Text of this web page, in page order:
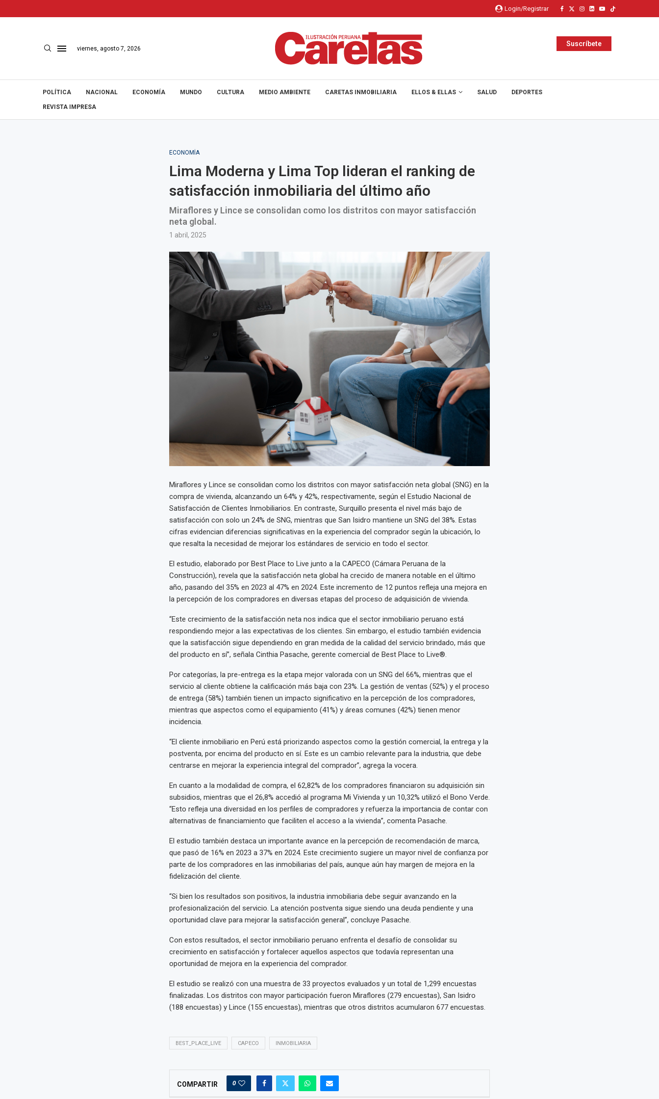
Login/Registrar
viernes, agosto 7, 2026
Suscríbete
POLÍTICA NACIONAL ECONOMÍA MUNDO CULTURA MEDIO AMBIENTE CARETAS INMOBILIARIA ELLOS & ELLAS SALUD DEPORTES
REVISTA IMPRESA
ECONOMÍA
Lima Moderna y Lima Top lideran el ranking de
satisfacción inmobiliaria del último año
Miraflores y Lince se consolidan como los distritos con mayor satisfacción
neta global.
1 abril, 2025
Miraflores y Lince se consolidan como los distritos con mayor satisfacción neta global (SNG) en la
compra de vivienda, alcanzando un 64% y 42%, respectivamente, según el Estudio Nacional de
Satisfacción de Clientes Inmobiliarios. En contraste, Surquillo presenta el nivel más bajo de
satisfacción con solo un 24% de SNG, mientras que San Isidro mantiene un SNG del 38%. Estas
cifras evidencian diferencias significativas en la experiencia del comprador según la ubicación, lo
que resalta la necesidad de mejorar los estándares de servicio en todo el sector.
El estudio, elaborado por Best Place to Live junto a la CAPECO (Cámara Peruana de la
Construcción), revela que la satisfacción neta global ha crecido de manera notable en el último
año, pasando del 35% en 2023 al 47% en 2024. Este incremento de 12 puntos refleja una mejora en
la percepción de los compradores en diversas etapas del proceso de adquisición de vivienda.
“Este crecimiento de la satisfacción neta nos indica que el sector inmobiliario peruano está
respondiendo mejor a las expectativas de los clientes. Sin embargo, el estudio también evidencia
que la satisfacción sigue dependiendo en gran medida de la calidad del servicio brindado, más que
del producto en sí”, señala Cinthia Pasache, gerente comercial de Best Place to Live®.
Por categorías, la pre-entrega es la etapa mejor valorada con un SNG del 66%, mientras que el
servicio al cliente obtiene la calificación más baja con 23%. La gestión de ventas (52%) y el proceso
de entrega (58%) también tienen un impacto significativo en la percepción de los compradores,
mientras que aspectos como el equipamiento (41%) y áreas comunes (42%) tienen menor
incidencia.
“El cliente inmobiliario en Perú está priorizando aspectos como la gestión comercial, la entrega y la
postventa, por encima del producto en sí. Este es un cambio relevante para la industria, que debe
centrarse en mejorar la experiencia integral del comprador”, agrega la vocera.
En cuanto a la modalidad de compra, el 62,82% de los compradores financiaron su adquisición sin
subsidios, mientras que el 26,8% accedió al programa Mi Vivienda y un 10,32% utilizó el Bono Verde.
“Esto refleja una diversidad en los perfiles de compradores y refuerza la importancia de contar con
alternativas de financiamiento que faciliten el acceso a la vivienda”, comenta Pasache.
El estudio también destaca un importante avance en la percepción de recomendación de marca,
que pasó de 16% en 2023 a 37% en 2024. Este crecimiento sugiere un mayor nivel de confianza por
parte de los compradores en las inmobiliarias del país, aunque aún hay margen de mejora en la
fidelización del cliente.
“Si bien los resultados son positivos, la industria inmobiliaria debe seguir avanzando en la
profesionalización del servicio. La atención postventa sigue siendo una deuda pendiente y una
oportunidad clave para mejorar la satisfacción general”, concluye Pasache.
Con estos resultados, el sector inmobiliario peruano enfrenta el desafío de consolidar su
crecimiento en satisfacción y fortalecer aquellos aspectos que todavía representan una
oportunidad de mejora en la experiencia del comprador.
El estudio se realizó con una muestra de 33 proyectos evaluados y un total de 1,299 encuestas
finalizadas. Los distritos con mayor participación fueron Miraflores (279 encuestas), San Isidro
(188 encuestas) y Lince (155 encuestas), mientras que otros distritos acumularon 677 encuestas.
BEST_PLACE_LIVE CAPECO INMOBILIARIA
COMPARTIR 0